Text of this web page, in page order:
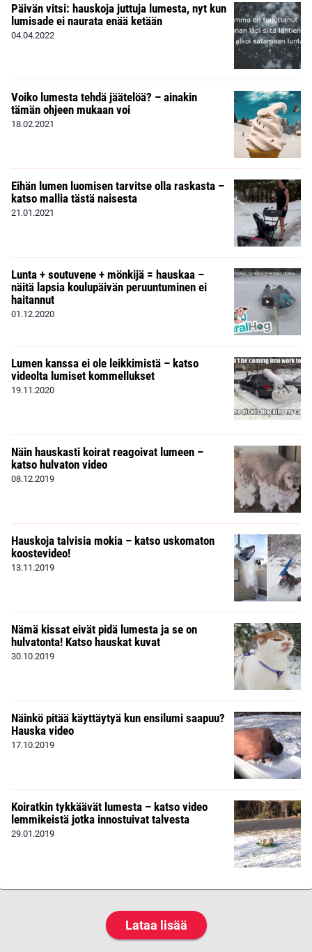
Päivän vitsi: hauskoja juttuja lumesta, nyt kun
lumisade ei naurata enää ketään
04.04.2022
Voiko lumesta tehdä jäätelöä? – ainakin
tämän ohjeen mukaan voi
18.02.2021
Eihän lumen luomisen tarvitse olla raskasta –
katso mallia tästä naisesta
21.01.2021
Lunta + soutuvene + mönkijä = hauskaa –
näitä lapsia koulupäivän peruuntuminen ei
haitannut
01.12.2020
Lumen kanssa ei ole leikkimistä – katso
videolta lumiset kommellukset
19.11.2020
Näin hauskasti koirat reagoivat lumeen –
katso hulvaton video
08.12.2019
Hauskoja talvisia mokia – katso uskomaton
koostevideo!
13.11.2019
Nämä kissat eivät pidä lumesta ja se on
hulvatonta! Katso hauskat kuvat
30.10.2019
Näinkö pitää käyttäytyä kun ensilumi saapuu?
Hauska video
17.10.2019
Koiratkin tykkäävät lumesta – katso video
lemmikeistä jotka innostuivat talvesta
29.01.2019
Lataa lisää